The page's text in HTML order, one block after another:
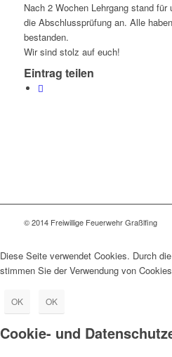
Nach 2 Wochen Lehrgang stand für
die Abschlussprüfung an. Alle
bestanden.
Wir sind stolz auf euch!
Eintrag teilen
© 2014 Freiwillige Feuerwehr Graßlfing
Diese Seite verwendet Cookies. Durch
stimmen Sie der Verwendung von
OK OK
Cookie- und